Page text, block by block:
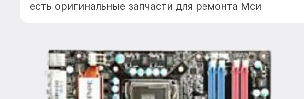
есть оригинальные запчасти для ремонта Мси